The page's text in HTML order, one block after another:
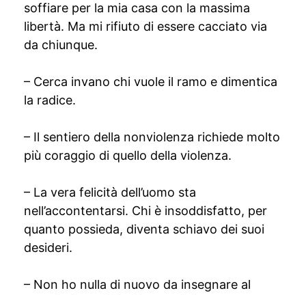
soffiare per la mia casa con la massima
libertà. Ma mi rifiuto di essere cacciato via
da chiunque.
– Cerca invano chi vuole il ramo e dimentica
la radice.
– Il sentiero della nonviolenza richiede molto
più coraggio di quello della violenza.
– La vera felicità dell’uomo sta
nell’accontentarsi. Chi è insoddisfatto, per
quanto possieda, diventa schiavo dei suoi
desideri.
– Non ho nulla di nuovo da insegnare al